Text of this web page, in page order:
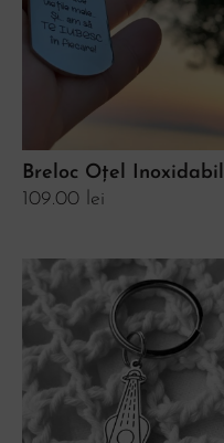
Breloc Oțel Inoxidabil
109.00 lei